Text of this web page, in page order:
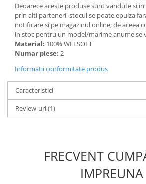
Deoarece aceste produse sunt vandute si in
prin alti parteneri, stocul se poate epuiza
notificare si pe magazinul online; de aceea
in stoc pentru un model/marime anume se
Material: 100% WELSOFT
Numar piese: 2
Informatii conformitate produs
Caracteristici
Review-uri(1)
FRECVENT
IMPREUNA